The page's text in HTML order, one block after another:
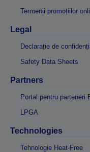
Termenii promoțiilor
Legal
Declarație de
Safety Data Sheets
Partners
Portal pentru parteneri
LPGA
Technologies
Tehnologie Heat-Free